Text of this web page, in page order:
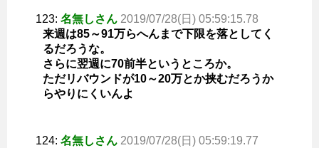
123: 名無しさん 2019/07/28(日) 05:59:15.78
来週は85～91万らへんまで下限を落としてく
るだろうな。
さらに翌週に70前半というところか。
ただリバウンドが10～20万とか挟むだろうか
らやりにくいんよ
124: 名無しさん 2019/07/28(日) 05:59:19.77